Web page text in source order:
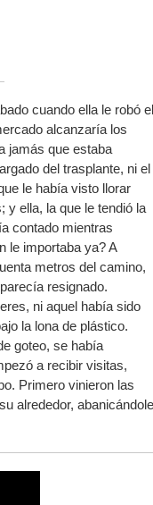
cuando ella le robó el
alcanzaría los
jamás que estaba
del trasplante, ni el
le había visto llorar
y ella, la que le tendió la
contado mientras
le importaba ya? A
metros del camino,
resignado.
ni aquel había sido
la lona de plástico.
goteo, se había
a recibir visitas,
Primero vinieron las
alrededor, abanicándole